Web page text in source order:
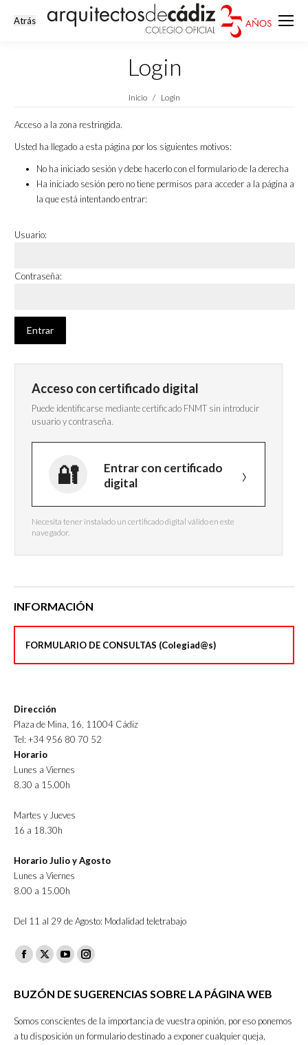
Login
Estás aquí:
Inicio Login
Acceso a la zona restringida.
Usted ha llegado a esta página por los siguientes motivos:
No ha iniciado sesión y debe hacerlo con el formulario de la derecha
Ha iniciado sesión pero no tiene permisos para acceder a la página a
la que está intentando entrar:
Usuario:
Contraseña:
Acceso con certificado digital
Puede identificarse mediante certificado FNMT sin introducir
usuario y contraseña.
Entrar con certificado
digital
Necesita tener instalado un certificado digital válido en este
navegador.
INFORMACIÓN
FORMULARIO DE CONSULTAS (Colegiad@s)
Dirección
Plaza de Mina, 16, 11004 Cádiz
Tel: +34 956 80 70 52
Horario
Lunes a Viernes
8.30 a 15.00h
Martes y Jueves
16 a 18.30h
Horario Julio y Agosto
Lunes a Viernes
8.00 a 15.00h
Del 11 al 29 de Agosto: Modalidad teletrabajo
Facebook
opens
new
X
opens
new
YouTube
opens
new
Instagram
opens
in
new
BUZÓN DE SUGERENCIAS SOBRE LA PÁGINA WEB
Somos conscientes de la importancia de vuestra opinión, por eso ponemos
a tu disposición un formulario destinado a exponer cualquier queja,